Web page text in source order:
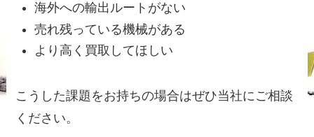
海外への輸出ルートがない
売れ残っている機械がある
より高く買取してほしい
こうした課題をお持ちの場合はぜひ当社にご相談
ください。